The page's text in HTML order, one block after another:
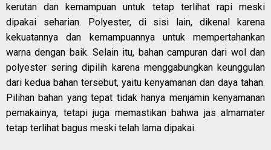
kerutan dan kemampuan untuk tetap terlihat rapi meski
dipakai seharian. Polyester, di sisi lain, dikenal karena
kekuatannya dan kemampuannya untuk mempertahankan
warna dengan baik. Selain itu, bahan campuran dari wol dan
polyester sering dipilih karena menggabungkan keunggulan
dari kedua bahan tersebut, yaitu kenyamanan dan daya tahan.
Pilihan bahan yang tepat tidak hanya menjamin kenyamanan
pemakainya, tetapi juga memastikan bahwa jas almamater
tetap terlihat bagus meski telah lama dipakai.